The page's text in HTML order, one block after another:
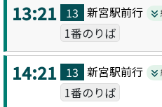
13:21 13 新宮駅前行
1番のりば
14:21 13 新宮駅前行
1番のりば